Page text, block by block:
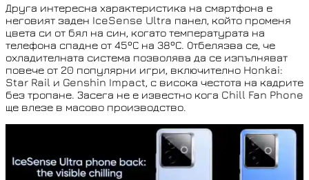
Друга интересна характеристика на смартфона е
неговият заден IceSense Ultra панел, който променя
цвета си от бял на син, когато температурата на
телефона спадне от 45ºС на 38ºС. Отбелязва се, че
охладителната система позволява да се изпълняват
повече от 20 популярни игри, включително Honkai:
Star Rail и Genshin Impact, с висока честота на кадрите
без тропане. Засега не е известно кога Chill Fan Phone
ще влезе в масово производство.